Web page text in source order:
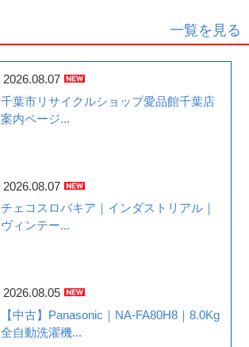
一覧を見る
2026.08.07
千葉市リサイクルショップ愛品館千葉店
案内ページ...
2026.08.07
チェコスロバキア｜インダストリアル｜
ヴィンテー...
2026.08.05
【中古】Panasonic｜NA-FA80H8｜8.0Kg
全自動洗濯機...